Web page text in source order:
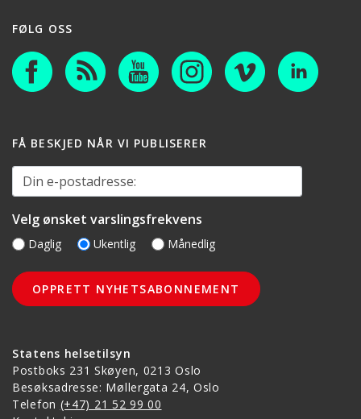
Statens helsetilsyn
Postboks 231 Skøyen, 0213 Oslo
Besøksadresse: Møllergata 24, Oslo
Telefon (+47) 21 52 99 00
FØLG OSS
FÅ BESKJED NÅR VI PUBLISERER
Din e-postadresse:
Velg ønsket varslingsfrekvens
Daglig Ukentlig Månedlig